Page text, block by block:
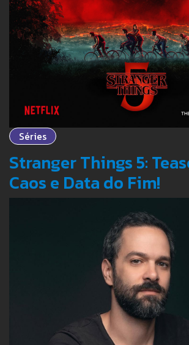
Séries
Stranger Things 5:
Caos e Data do Fim!